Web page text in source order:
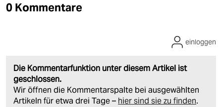
0 Kommentare
Die Kommentarfunktion unter diesem Artikel ist
geschlossen.
Wir öffnen die Kommentarspalte bei ausgewählten
Artikeln für etwa drei Tage – hier sind sie zu finden.
einloggen